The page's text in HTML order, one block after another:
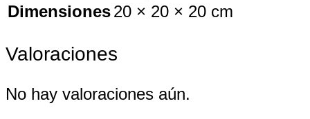
Dimensiones20 × 20 × 20 cm
Valoraciones
No hay valoraciones aún.